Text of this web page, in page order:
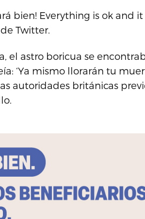
bien! Everything is ok and
Twitter.
el astro boricua se
‘Ya mismo llorarán tu
autoridades británicas